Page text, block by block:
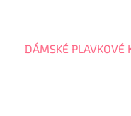
DÁMSKÉ PLAVKOVÉ